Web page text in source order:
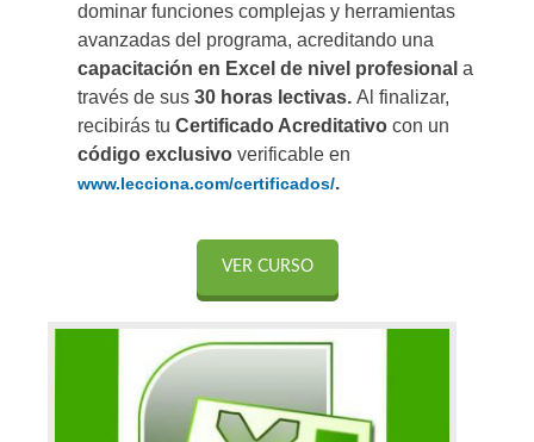
dominar funciones complejas y herramientas
avanzadas del programa, acreditando una
capacitación en Excel de nivel profesional a
través de sus 30 horas lectivas. Al finalizar,
recibirás tu Certificado Acreditativo con un
código exclusivo verificable en
www.lecciona.com/certificados/.
VER CURSO